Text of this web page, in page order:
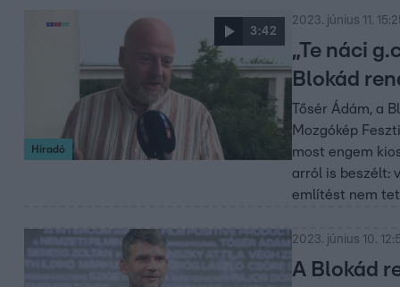
3:42
Híradó
2023. június 11.
„Te náci
Blokád
Tősér Ádám, a
Mozgókép
most engem
arról is beszélt:
említést nem
2023. június 10.
A Blokád